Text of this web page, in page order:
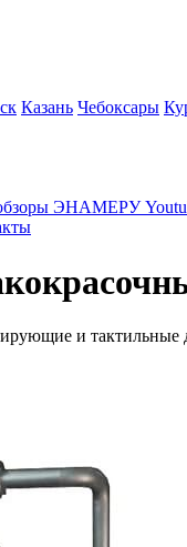
Казань Чебоксары
ЭНАМЕРУ
и тактильные